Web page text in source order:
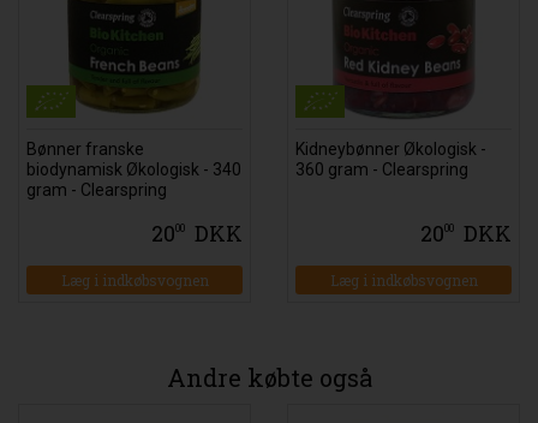
Bønner franske
biodynamisk Økologisk - 340
gram - Clearspring
2000 DKK
Læg i indkøbsvognen
Kidneybønner Økologisk -
360 gram - Clearspring
2000 DKK
Læg i indkøbsvognen
Andre købte også